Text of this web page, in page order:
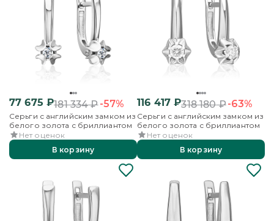
77 675 ₽181 334₽-57%
Серьги с английским замком из
белого золота с бриллиантом
Нет оценок
В корзину
116 417 ₽318 180₽-63%
Серьги с английским замком из
белого золота с бриллиантом
Нет оценок
В корзину